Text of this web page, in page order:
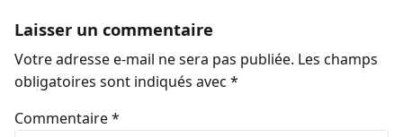
Laisser un commentaire
Votre adresse e-mail ne sera pas publiée. Les champs
obligatoires sont indiqués avec *
Commentaire*